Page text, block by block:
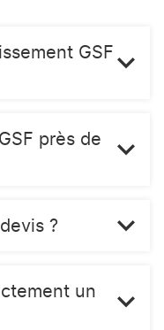
GSF
près de
?
un